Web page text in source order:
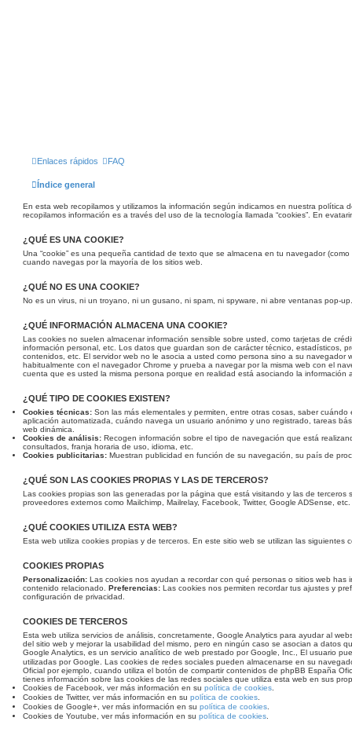
Enlaces rápidos FAQ
Índice general
En esta web recopilamos y utilizamos la información según indicamos en nuestra política
recopilamos información es a través del uso de la tecnología llamada “cookies”. En
¿QUÉ ES UNA COOKIE?
Una “cookie” es una pequeña cantidad de texto que se almacena en tu navegador
cuando navegas por la mayoría de los sitios web.
¿QUÉ NO ES UNA COOKIE?
No es un virus, ni un troyano, ni un gusano, ni spam, ni spyware, ni abre ventanas pop-up.
¿QUÉ INFORMACIÓN ALMACENA UNA COOKIE?
Las cookies no suelen almacenar información sensible sobre usted, como tarjetas de
información personal, etc. Los datos que guardan son de carácter técnico, estadísticos,
contenidos, etc. El servidor web no le asocia a usted como persona sino a su navegador
habitualmente con el navegador Chrome y prueba a navegar por la misma web con el
cuenta que es usted la misma persona porque en realidad está asociando la información
¿QUÉ TIPO DE COOKIES EXISTEN?
Cookies técnicas: Son las más elementales y permiten, entre otras cosas, saber
aplicación automatizada, cuándo navega un usuario anónimo y uno registrado, tareas
web dinámica.
Cookies de análisis: Recogen información sobre el tipo de navegación que está
consultados, franja horaria de uso, idioma, etc.
Cookies publicitarias: Muestran publicidad en función de su navegación, su país de
¿QUÉ SON LAS COOKIES PROPIAS Y LAS DE TERCEROS?
Las cookies propias son las generadas por la página que está visitando y las de terceros
proveedores externos como Mailchimp, Mailrelay, Facebook, Twitter, Google ADSense, etc.
¿QUÉ COOKIES UTILIZA ESTA WEB?
Esta web utiliza cookies propias y de terceros. En este sitio web se utilizan las siguientes
COOKIES PROPIAS
Personalización: Las cookies nos ayudan a recordar con qué personas o sitios web has
contenido relacionado. Preferencias: Las cookies nos permiten recordar tus ajustes y
configuración de privacidad.
COOKIES DE TERCEROS
Esta web utiliza servicios de análisis, concretamente, Google Analytics para ayudar al
del sitio web y mejorar la usabilidad del mismo, pero en ningún caso se asocian a datos
Google Analytics, es un servicio analítico de web prestado por Google, Inc., El usuario
utilizadas por Google. Las cookies de redes sociales pueden almacenarse en su
Oficial por ejemplo, cuando utiliza el botón de compartir contenidos de phpBB España
tienes información sobre las cookies de las redes sociales que utiliza esta web en sus
Cookies de Facebook, ver más información en su política de cookies
Cookies de Twitter, ver más información en su política de cookies
Cookies de Google+, ver más información en su política de cookies
Cookies de Youtube, ver más información en su política de cookies